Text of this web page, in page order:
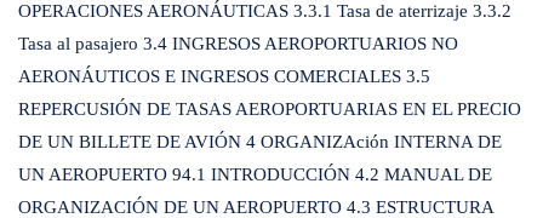
OPERACIONES AERONÁUTICAS 3.3.1 Tasa de aterrizaje 3.3.2
Tasa al pasajero 3.4 INGRESOS AEROPORTUARIOS NO
AERONÁUTICOS E INGRESOS COMERCIALES 3.5
REPERCUSIÓN DE TASAS AEROPORTUARIAS EN EL PRECIO
DE UN BILLETE DE AVIÓN 4 ORGANIZAción INTERNA DE
UN AEROPUERTO 94.1 INTRODUCCIÓN 4.2 MANUAL DE
ORGANIZACIÓN DE UN AEROPUERTO 4.3 ESTRUCTURA